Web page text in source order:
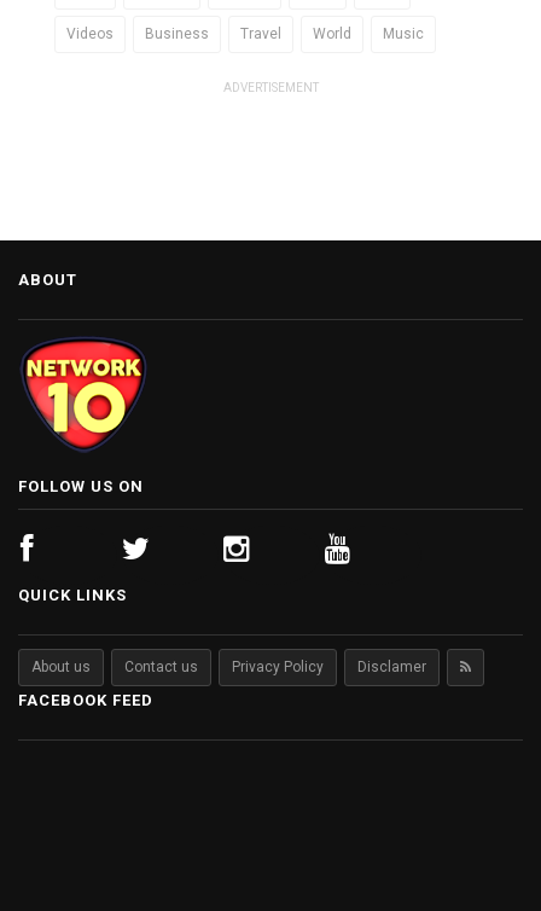
Videos Business Travel World Music
ADVERTISEMENT
ABOUT
FOLLOW US ON
QUICK LINKS
About us Contact us Privacy Policy Disclamer
FACEBOOK FEED